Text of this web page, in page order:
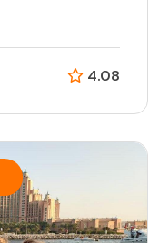
4.08